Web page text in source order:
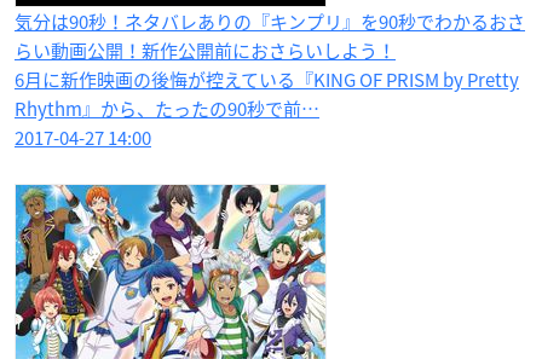
気分は90秒！ネタバレありの『キンプリ』を90秒でわかるおさ
らい動画公開！新作公開前におさらいしよう！
6月に新作映画の後悔が控えている『KING OF PRISM by Pretty
Rhythm』から、たったの90秒で前…
2017-04-27 14:00